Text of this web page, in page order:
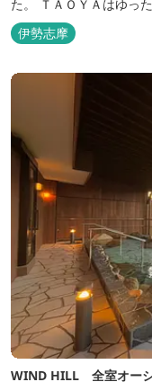
た。 ＴＡＯＹＡはゆっ
を目指し、カキの産地
は太平洋に注ぐ伊勢湾
伊勢志摩
WIND HILL 全室オー